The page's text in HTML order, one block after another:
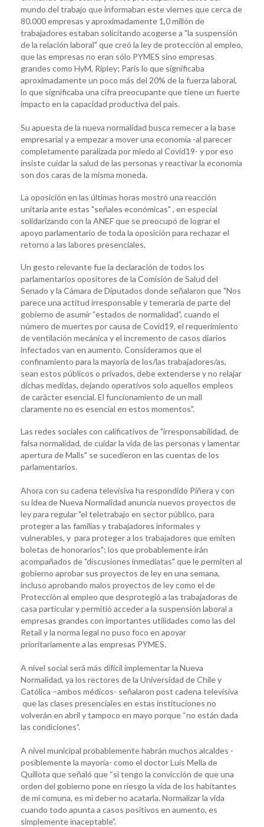
mundo del trabajo que informaban este viernes que cerca de
80.000 empresas y aproximadamente 1,0 millón de
trabajadores estaban solicitando acogerse a "la suspensión
de la relación laboral" que creó la ley de protección al empleo,
que las empresas no eran sólo PYMES sino empresas
grandes como HyM, Ripley; Paris lo que significaba
aproximadamente un poco más del 20% de la fuerza laboral,
lo que significaba una cifra preocupante que tiene un fuerte
impacto en la capacidad productiva del país.
Su apuesta de la nueva normalidad busca remecer a la base
empresarial y a empezar a mover una economía -al parecer
completamente paralizada por miedo al Covid19- y por eso
insiste cuidar la salud de las personas y reactivar la economía
son dos caras de la misma moneda.
La oposición en las últimas horas mostró una reacción
unitaria ante estas "señales económicas" , en especial
solidarizando con la ANEF que se preocupó de lograr el
apoyo parlamentario de toda la oposición para rechazar el
retorno a las labores presenciales.
Un gesto relevante fue la declaración de todos los
parlamentarios opositores de la Comisión de Salud del
Senado y la Cámara de Diputados donde señalaron que "Nos
parece una actitud irresponsable y temeraria de parte del
gobierno de asumir “estados de normalidad”, cuando el
número de muertes por causa de Covid19, el requerimiento
de ventilación mecánica y el incremento de casos diarios
infectados van en aumento. Consideramos que el
confinamiento para la mayoría de los/las trabajadores/as,
sean estos públicos o privados, debe extenderse y no relajar
dichas medidas, dejando operativos solo aquellos empleos
de carácter esencial. El funcionamiento de un mall
claramente no es esencial en estos momentos".
Las redes sociales con calificativos de "irresponsabilidad, de
falsa normalidad, de cuidar la vida de las personas y lamentar
apertura de Malls" se sucedieron en las cuentas de los
parlamentarios.
Ahora con su cadena televisiva ha respondido Piñera y con
su idea de Nueva Normalidad anuncia nuevos proyectos de
ley para regular "el teletrabajo en sector público, para
proteger a las familias y trabajadores informales y
vulnerables, y para proteger a los trabajadores que emiten
boletas de honorarios"; los que probablemente irán
acompañados de "discusiones inmediatas" que le permiten al
gobierno aprobar sus proyectos de ley en una semana,
incluso aprobando malos proyectos de ley como el de
Protección al empleo que desprotegió a las trabajadoras de
casa particular y permitió acceder a la suspensión laboral a
empresas grandes con importantes utilidades como las del
Retail y la norma legal no puso foco en apoyar
prioritariamente a las empresas PYMES.
A nivel social será más difícil implementar la Nueva
Normalidad, ya los rectores de la Universidad de Chile y
Católica –ambos médicos- señalaron post cadena televisiva
que las clases presenciales en estas instituciones no
volverán en abril y tampoco en mayo porque “no están dada
las condiciones”.
A nivel municipal probablemente habrán muchos alcaldes -
posiblemente la mayoría- como el doctor Luis Mella de
Quillota que señaló que “si tengo la convicción de que una
orden del gobierno pone en riesgo la vida de los habitantes
de mi comuna, es mi deber no acatarla. Normalizar la vida
cuando todo apunta a casos positivos en aumento, es
simplemente inaceptable”.